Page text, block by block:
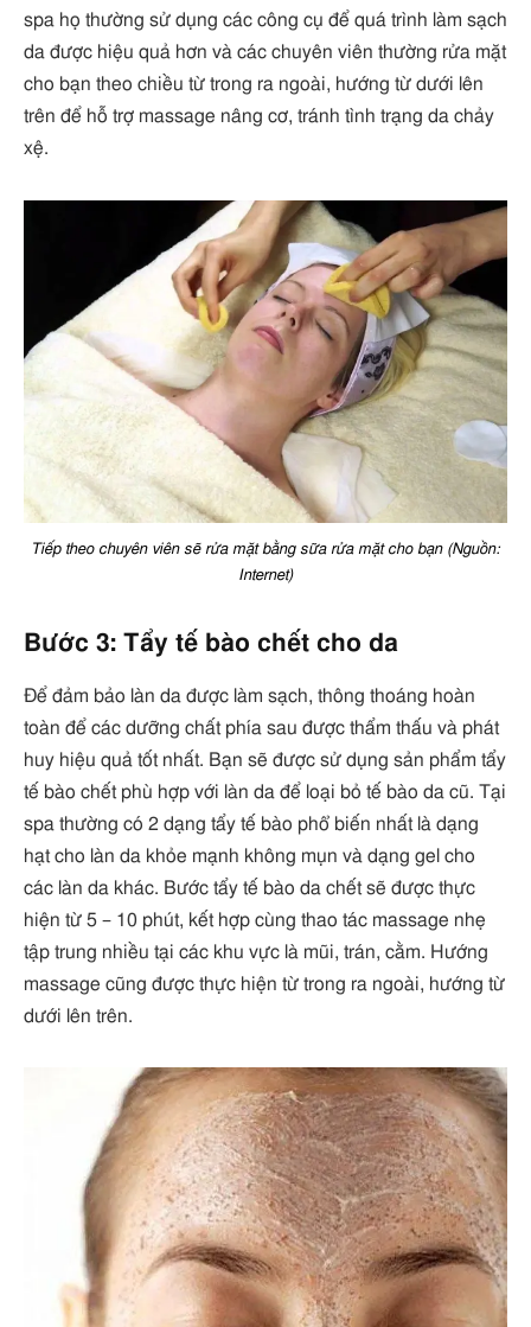
spa họ thường sử dụng các công cụ để quá trình làm sạch
da được hiệu quả hơn và các chuyên viên thường rửa mặt
cho bạn theo chiều từ trong ra ngoài, hướng từ dưới lên
trên để hỗ trợ massage nâng cơ, tránh tình trạng da chảy
xệ.
Tiếp theo chuyên viên sẽ rửa mặt bằng sữa rửa mặt cho bạn (Nguồn:
Internet)
Bước 3: Tẩy tế bào chết cho da
Để đảm bảo làn da được làm sạch, thông thoáng hoàn
toàn để các dưỡng chất phía sau được thẩm thấu và phát
huy hiệu quả tốt nhất. Bạn sẽ được sử dụng sản phẩm tẩy
tế bào chết phù hợp với làn da để loại bỏ tế bào da cũ. Tại
spa thường có 2 dạng tẩy tế bào phổ biến nhất là dạng
hạt cho làn da khỏe mạnh không mụn và dạng gel cho
các làn da khác. Bước tẩy tế bào da chết sẽ được thực
hiện từ 5 – 10 phút, kết hợp cùng thao tác massage nhẹ
tập trung nhiều tại các khu vực là mũi, trán, cằm. Hướng
massage cũng được thực hiện từ trong ra ngoài, hướng từ
dưới lên trên.